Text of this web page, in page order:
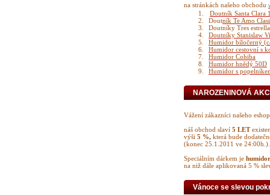
na stránkách našeho obchodu
1.
Doutník Santa Clara
2.
Doutník Te Amo
3.
Doutníky Tres
4.
Doutníky Stanislaw
5.
Humidor bíločerný
6.
Humidor cestovní s
7.
Humidor Cohiba
8.
Humidor hnědý 50D
9.
Humidor s
NAROZENINOVÁ
Vážení zákazníci našeho
náš obchod slaví 5 LET
výši 5 %, která bude
(konec 25.1.2011 ve 24:00h.).
Speciálním dárkem je
na niž dále aplikovaná 5 %
Vánoce se slevou